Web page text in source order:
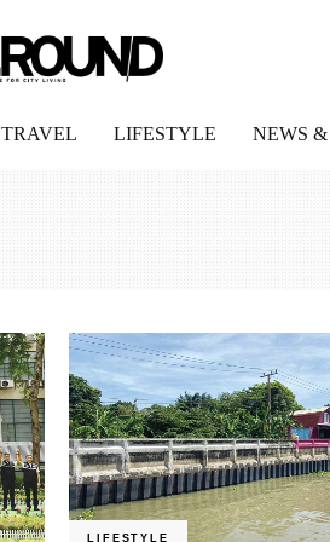
TRAVEL LIFESTYLE NEWS
LIFESTYLE